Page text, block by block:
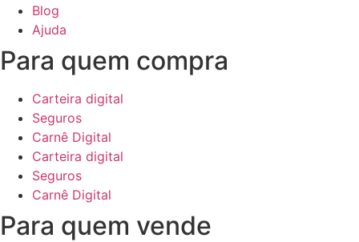
Blog
Ajuda
Para quem compra
Carteira digital
Seguros
Carnê Digital
Carteira digital
Seguros
Carnê Digital
Para quem vende